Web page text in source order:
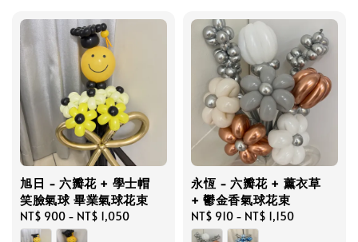
旭日 - 六瓣花 + 學士帽
笑臉氣球 畢業氣球花束
Regular
price
NT$ 900 - NT$ 1,050
永恆 - 六瓣花 + 薰衣草
+ 鬱金香氣球花束
Regular
price
NT$ 910 - NT$ 1,150